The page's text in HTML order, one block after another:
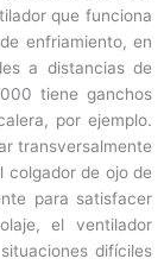
que funciona
enfriamiento, en
a distancias de
tiene ganchos
por ejemplo.
transversalmente
colgador de ojo de
para satisfacer
el ventilador
difíciles